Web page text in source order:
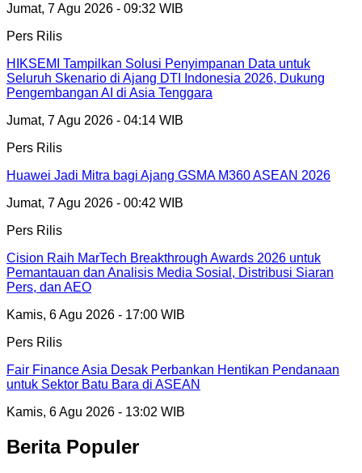
Jumat, 7 Agu 2026 - 09:32 WIB
Pers Rilis
HIKSEMI Tampilkan Solusi Penyimpanan Data untuk
Seluruh Skenario di Ajang DTI Indonesia 2026, Dukung
Pengembangan AI di Asia Tenggara
Jumat, 7 Agu 2026 - 04:14 WIB
Pers Rilis
Huawei Jadi Mitra bagi Ajang GSMA M360 ASEAN 2026
Jumat, 7 Agu 2026 - 00:42 WIB
Pers Rilis
Cision Raih MarTech Breakthrough Awards 2026 untuk
Pemantauan dan Analisis Media Sosial, Distribusi Siaran
Pers, dan AEO
Kamis, 6 Agu 2026 - 17:00 WIB
Pers Rilis
Fair Finance Asia Desak Perbankan Hentikan Pendanaan
untuk Sektor Batu Bara di ASEAN
Kamis, 6 Agu 2026 - 13:02 WIB
Berita Populer